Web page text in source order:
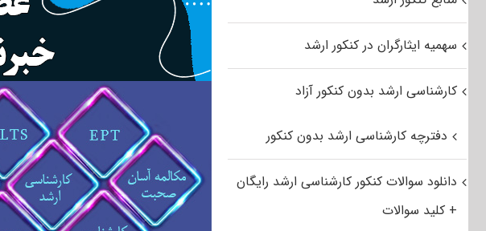
سهمیه ایثارگران در کنکور ارشد
کارشناسی ارشد بدون کنکور آزاد
دفترچه کارشناسی ارشد بدون کنکور
دانلود سوالات کنکور کارشناسی ارشد رایگان
+ کلید سوالات